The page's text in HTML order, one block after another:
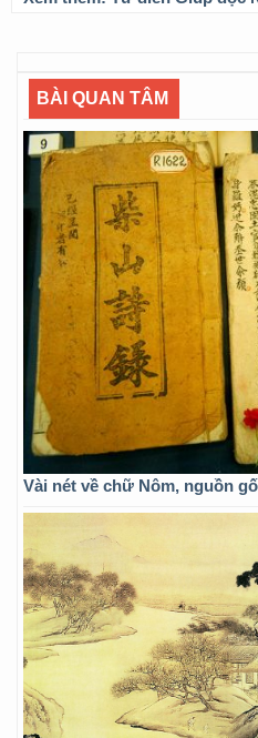
BÀI QUAN TÂM
Vài nét về chữ Nôm, nguồn